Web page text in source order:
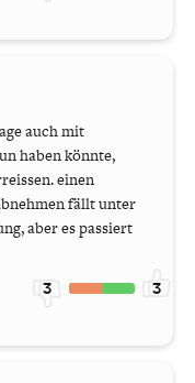
auch mit
haben könnte,
einen
fällt unter
aber es passiert
3 3